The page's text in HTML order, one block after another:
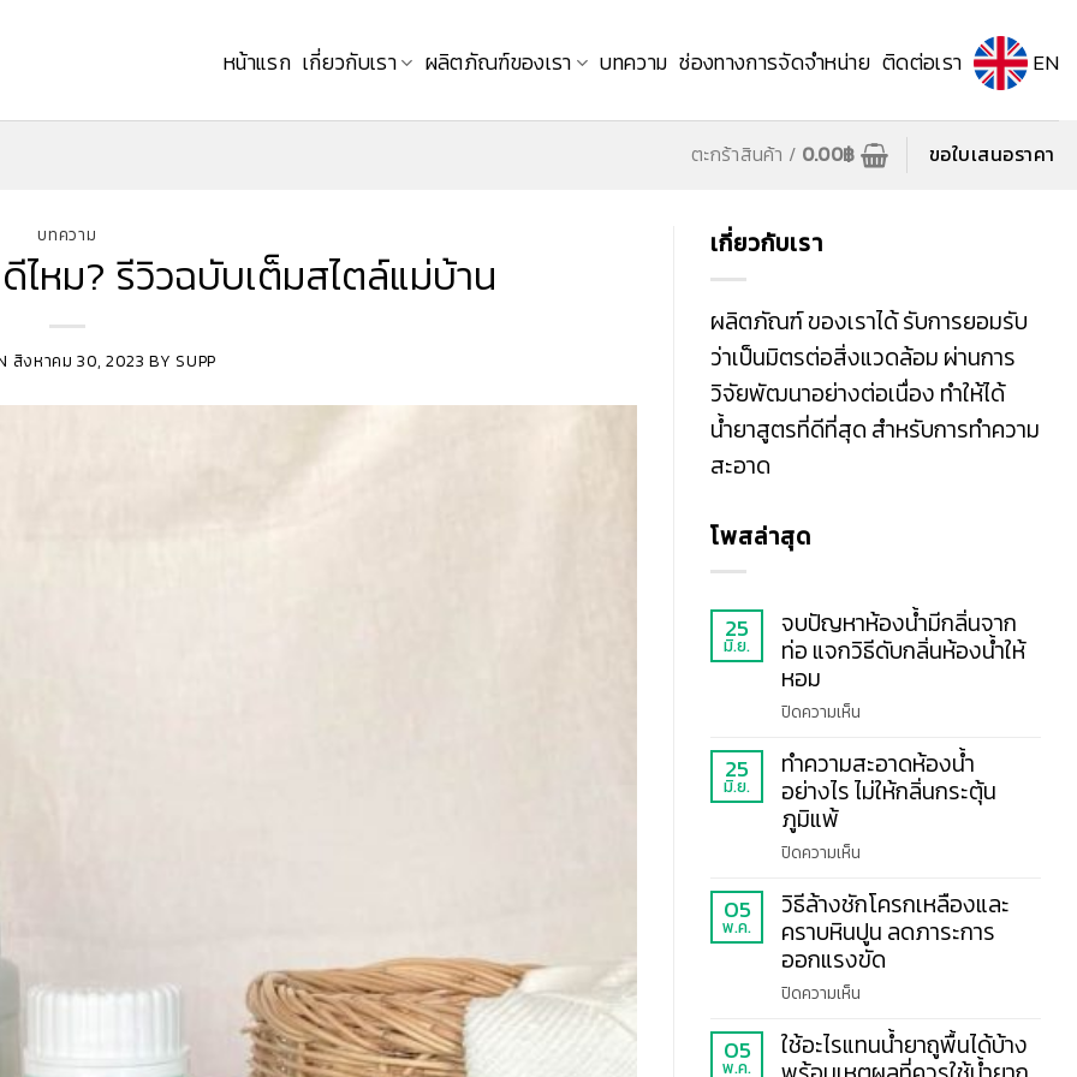
หน้าแรก เกี่ยวกับเรา ผลิตภัณฑ์ของเรา บทความ ช่องทางการจัดจำหน่าย ติดต่อเรา EN
ตะกร้าสินค้า / 0.00฿ ขอใบเสนอราคา
บทความ
ไหม? รีวิวฉบับเต็มสไตล์แม่บ้าน
สิงหาคม 30, 2023 BYSUPP
เกี่ยวกับเรา
ผลิตภัณฑ์ ของเราได้ รับการยอมรับ
ว่าเป็นมิตรต่อสิ่งแวดล้อม ผ่านการ
วิจัยพัฒนาอย่างต่อเนื่อง ทำให้ได้
น้ำยาสูตรที่ดีที่สุด สำหรับการทำความ
สะอาด
โพสล่าสุด
25
มิ.ย.
จบปัญหาห้องน้ำมีกลิ่นจาก
ท่อ แจกวิธีดับกลิ่นห้องน้ำให้
หอม
ปิดความเห็น
ปัญหา
ห้องน้ำ
แจก
วิธี
ดับ
ให้
หอม
25
มิ.ย.
ทำความสะอาดห้องน้ำ
อย่างไร ไม่ให้กลิ่นกระตุ้น
ภูมิแพ้
ปิดความเห็น
สะอาด
ห้องน้ำ
อย่างไร
กระตุ้น
05
พ.ค.
วิธีล้างชักโครกเหลืองและ
คราบหินปูน ลดภาระการ
ออกแรงขัด
ปิดความเห็น
ล้าง
ชักโครก
05
พ.ค.
ใช้อะไรแทนน้ำยาถูพื้นได้บ้าง